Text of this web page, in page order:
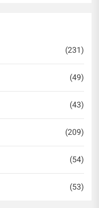
(231)
(49)
(43)
(209)
(54)
(53)